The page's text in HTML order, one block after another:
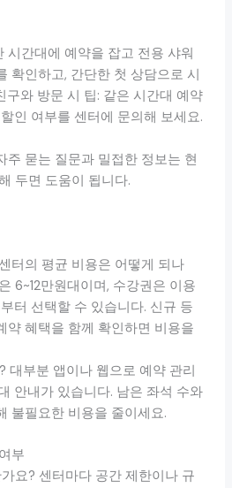
시간대에 예약을 잡고 전용 샤워
확인하고, 간단한 첫 상담으로 시
구와 방문 시 팁: 같은 시간대 예약
인 여부를 센터에 문의해 보세요.
주 묻는 질문과 밀접한 정보는 현
두면 도움이 됩니다.
터의 평균 비용은 어떻게 되나
6~12만원대이며, 수강권은 이용
터 선택할 수 있습니다. 신규 등
약 혜택을 함께 확인하면 비용을
대부분 앱이나 웹으로 예약 관리
안내가 있습니다. 남은 좌석 수와
불필요한 비용을 줄이세요.
부
요? 센터마다 공간 제한이나 규